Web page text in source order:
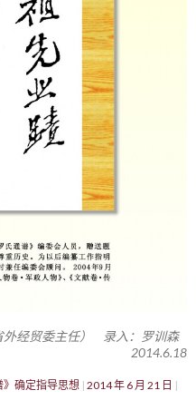
外经贸委主任） 录入：罗训森
2014.6.18
确定指导思想 2014 年 6 月 21 日